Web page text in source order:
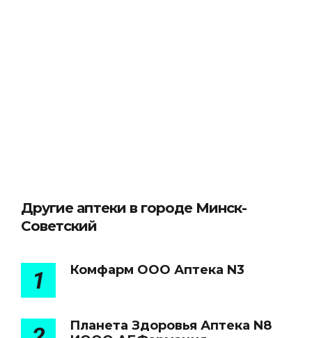
Другие аптеки в городе Минск-
Советский
1 Комфарм ООО Аптека N3
Планета Здоровья Аптека N8